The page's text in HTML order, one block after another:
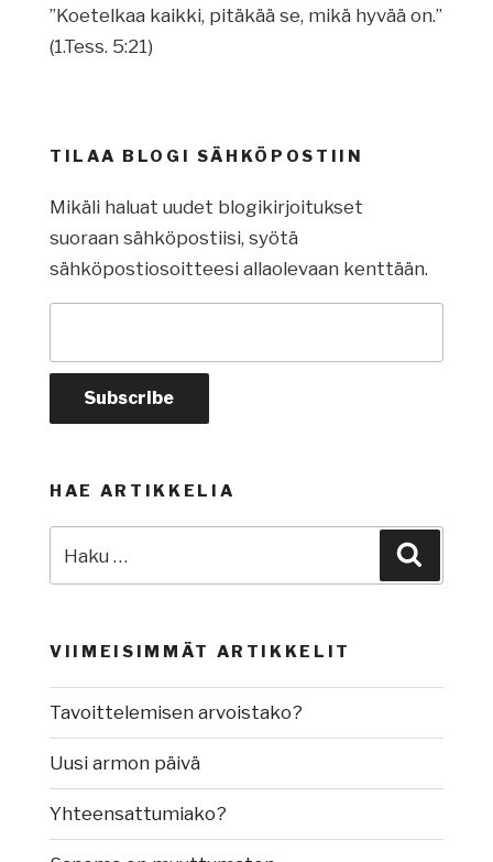
”Koetelkaa kaikki, pitäkää se, mikä hyvää on.”
(1.Tess. 5:21)
TILAA BLOGI SÄHKÖPOSTIIN
Mikäli haluat uudet blogikirjoitukset
suoraan sähköpostiisi, syötä
sähköpostiosoitteesi allaolevaan kenttään.
HAE ARTIKKELIA
VIIMEISIMMÄT ARTIKKELIT
Tavoittelemisen arvoistako?
Uusi armon päivä
Yhteensattumiako?